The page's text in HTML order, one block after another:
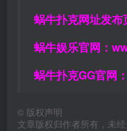
蜗牛扑克网址发布
蜗牛娱乐官网：
蜗牛扑克GG官网：
© 版权声明
文章版权归作者所有，未经